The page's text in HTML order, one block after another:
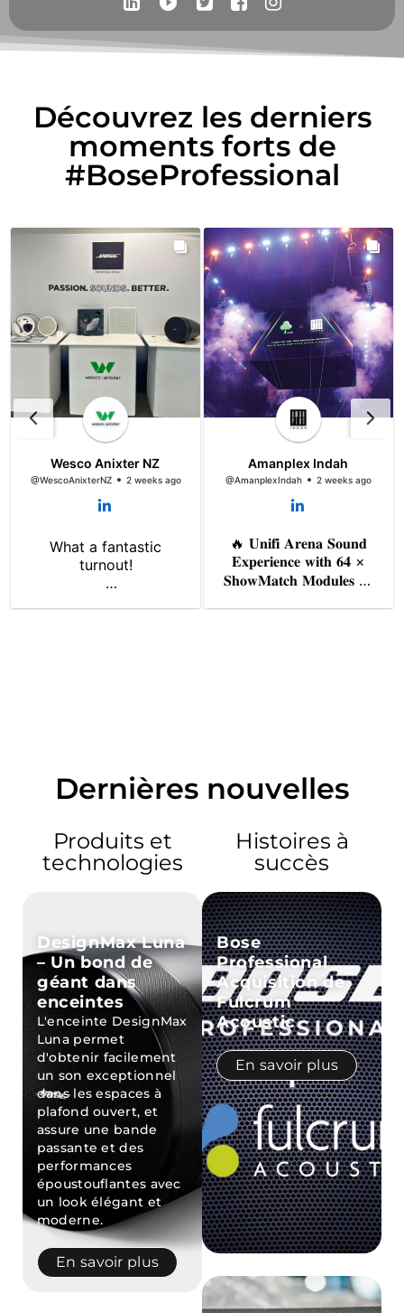
Découvrez les derniers
moments forts de
#BoseProfessional
Dernières nouvelles
Produits et
technologies
DesignMax Luna
– Un bond de
géant dans
enceintes
L'enceinte DesignMax
Luna permet
d'obtenir facilement
un son exceptionnel
dans les espaces à
plafond ouvert, et
assure une bande
passante et des
performances
époustouflantes avec
un look élégant et
moderne.
En savoir plus
Histoires à
succès
Bose
Professional
Acquisition de
Fulcrum
Acoustic
En savoir plus